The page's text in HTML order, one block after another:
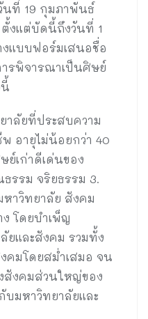
นที่ 19 กุมภาพันธ์
ตั้งแต่บัดนี้ถึงวันที่ 1
แบบฟอร์มเสนอชื่อ
รพิจารณาเป็นศิษย์
าลัยที่ประสบความ
อายุไม่น้อยกว่า 40
ย์เก่าดีเด่นของ
รรม จริยธรรม 3.
าวิทยาลัย สังคม
ง โดยบำเพ็ญ
ยและสังคม รวมทั้ง
คมโดยสม่ำเสมอ จน
สังคมส่วนใหญ่ของ
บมหาวิทยาลัยและ